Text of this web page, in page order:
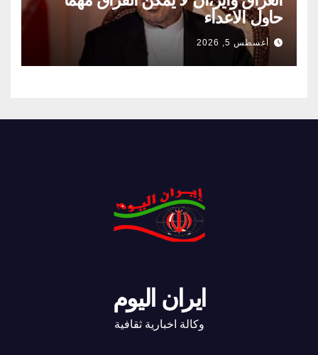
حاول الاعداء
أغسطس 5, 2026
ايران اليوم
وكالة اخبارية ثقافية